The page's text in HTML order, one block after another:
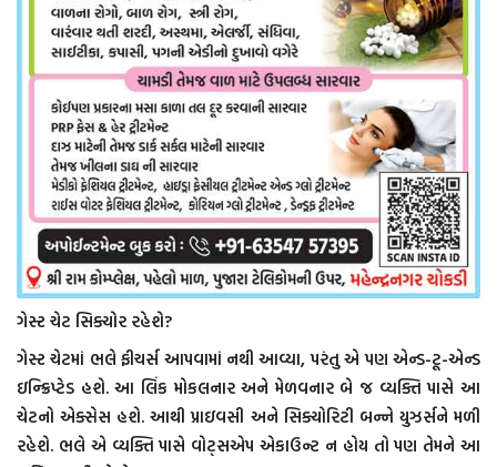
ગેસ્ટ ચેટ સિક્યોર રહેશે?
ગેસ્ટ ચેટમાં ભલે ફીચર્સ આપવામાં નથી આવ્યા, પરંતુ એ પણ એન્ડ-ટૂ-એન્ડ
ઇન્ક્રિપ્ટેડ હશે. આ લિંક મોકલનાર અને મેળવનાર બે જ વ્યક્તિ પાસે આ
ચેટનો એક્સેસ હશે. આથી પ્રાઇવસી અને સિક્યોરિટી બન્ને યુઝર્સને મળી
રહેશે. ભલે એ વ્યક્તિ પાસે વોટ્સએપ એકાઉન્ટ ન હોય તો પણ તેમને આ